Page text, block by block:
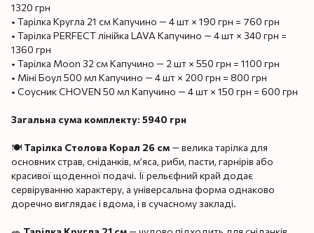
1320 грн
• Тарілка Кругла 21 см Капучино — 4 шт × 190 грн = 760 грн
• Тарілка PERFECT лінійка LAVA Капучино — 4 шт × 340 грн =
1360 грн
• Тарілка Moon 32 см Капучино — 2 шт × 550 грн = 1100 грн
• Міні Боул 500 мл Капучино — 4 шт × 200 грн = 800 грн
• Соусник CHOVEN 50 мл Капучино — 4 шт × 150 грн = 600 грн
Загальна сума комплекту: 5940 грн
🍽 Тарілка Столова Корал 26 см— велика тарілка для
основних страв, сніданків, м’яса, риби, пасти, гарнірів або
красивої щоденної подачі. Її рельєфний край додає
сервіруванню характеру, а універсальна форма однаково
доречно виглядає і вдома, і в сучасному закладі.